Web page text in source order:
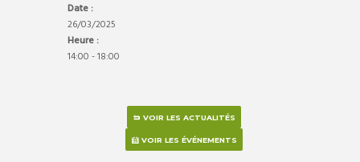
Date :
26/03/2025
Heure :
14:00 -18:00
VOIR LES ACTUALITÉS
VOIR LES ÉVÉNEMENTS